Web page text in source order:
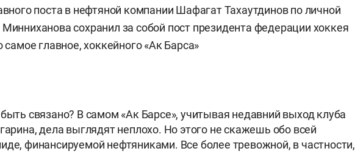
поста в нефтяной компании Шафагат Тахаутдинов по личной
сохранил за собой пост президента федерации хоккея
самое главное, хоккейного «Ак Барса»
связано? В самом «Ак Барсе», учитывая недавний выход клуба
дела выглядят неплохо. Но этого не скажешь обо всей
финансируемой нефтяниками. Все более тревожной, в частности,